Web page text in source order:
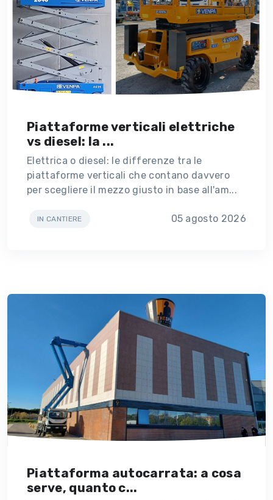
Piattaforme verticali elettriche
vs diesel: la ...
Elettrica o diesel: le differenze tra le
piattaforme verticali che contano davvero
per scegliere il mezzo giusto in base all'am...
IN CANTIERE 05 agosto 2026
Piattaforma autocarrata: a cosa
serve, quanto c...